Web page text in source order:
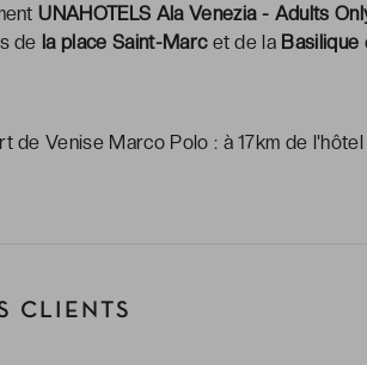
UNAHOTELS Ala Venezia - Adults
de la place Saint-Marcet de la Basilique
de Venise Marco Polo : à 17km de l'hôtel
CLIENTS